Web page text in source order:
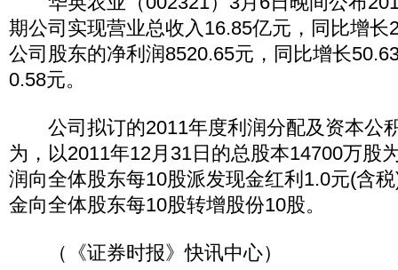
期公司实现营业总收入16.85亿元，同比增长
公司股东的净利润8520.65元，同比增长
0.58元。
公司拟订的2011年度利润分配及资本公
为，以2011年12月31日的总股本14700万股
润向全体股东每10股派发现金红利1.0元(含
金向全体股东每10股转增股份10股。
（《证券时报》快讯中心）